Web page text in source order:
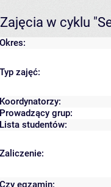
Zajęcia w cyklu
Okres:
Typ zajęć:
Koordynatorzy:
Prowadzący grup:
Lista studentów:
Zaliczenie:
Czy egzamin: